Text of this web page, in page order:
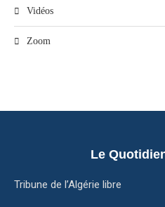
Vidéos
Zoom
Le
Tribune de l’Algérie libre